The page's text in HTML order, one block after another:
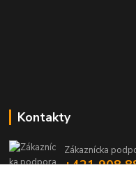
Kontakty
Zákaznícka
+421 908